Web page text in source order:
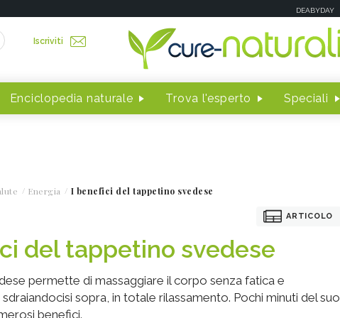
DEABYDAY
Iscriviti
Enciclopedia naturale Trova l'esperto Speciali
Energia I benefici del tappetino svedese
ARTICOLO
del tappetino svedese
permette di massaggiare il corpo senza fatica e
sopra, in totale rilassamento. Pochi minuti del suo
benefici.